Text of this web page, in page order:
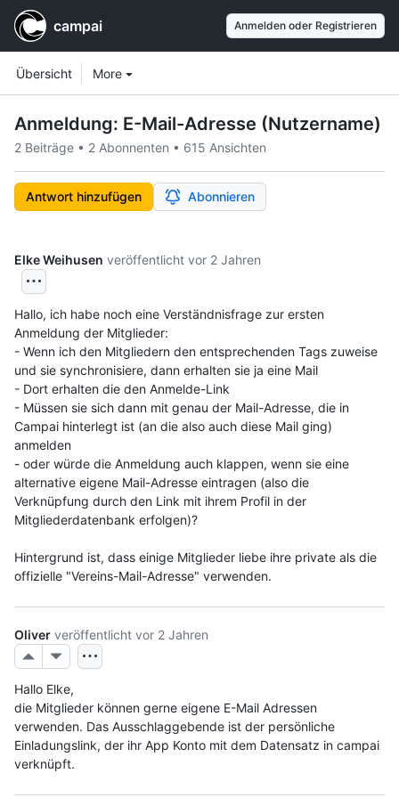
campai Anmelden oder Registrieren
navigation
Übersicht More Workspace items
Anmeldung: E-Mail-Adresse (Nutzername)
2 Beiträge • 2 Abonnenten • 615 Ansichten
Antwort hinzufügen Abonnieren
Elke Weihusen veröffentlicht vor 2 Jahren
Hallo, ich habe noch eine Verständnisfrage zur ersten
Anmeldung der Mitglieder:
- Wenn ich den Mitgliedern den entsprechenden Tags zuweise
und sie synchronisiere, dann erhalten sie ja eine Mail
- Dort erhalten die den Anmelde-Link
- Müssen sie sich dann mit genau der Mail-Adresse, die in
Campai hinterlegt ist (an die also auch diese Mail ging)
anmelden
- oder würde die Anmeldung auch klappen, wenn sie eine
alternative eigene Mail-Adresse eintragen (also die
Verknüpfung durch den Link mit ihrem Profil in der
Mitgliederdatenbank erfolgen)?
Hintergrund ist, dass einige Mitglieder liebe ihre private als die
offizielle "Vereins-Mail-Adresse" verwenden.
Oliver veröffentlicht vor 2 Jahren
Hallo Elke,
die Mitglieder können gerne eigene E-Mail Adressen
verwenden. Das Ausschlaggebende ist der persönliche
Einladungslink, der ihr App Konto mit dem Datensatz in campai
verknüpft.